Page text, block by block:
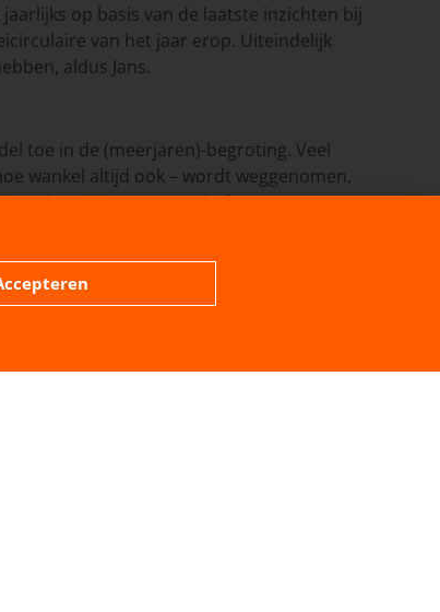
op basis van de laatste inzichten bij
van het jaar erop. Uiteindelijk
aldus Jans.
toe in de (meerjaren)-begroting. Veel
wankel altijd ook – wordt weggenomen,
zich momenteel of gemeenten een